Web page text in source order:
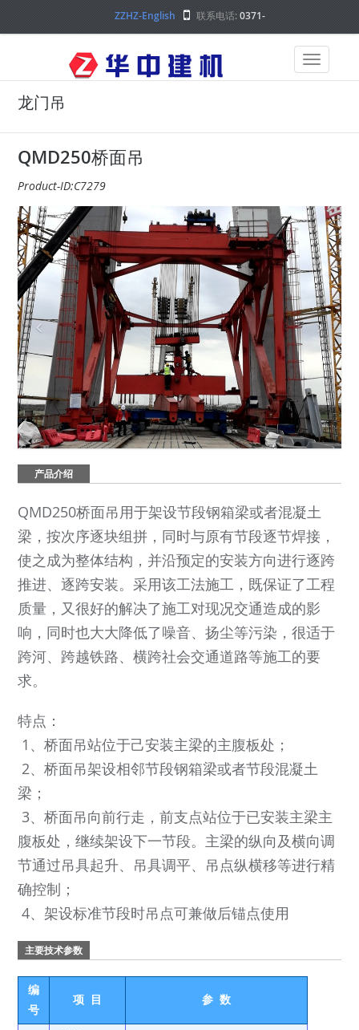
ZZHZ-English 联系电话:0371-
龙门吊
QMD250桥面吊
Product-ID:C7279
产品介绍
QMD250桥面吊用于架设节段钢箱梁或者混凝土
梁，按次序逐块组拼，同时与原有节段逐节焊接，
使之成为整体结构，并沿预定的安装方向进行逐跨
推进、逐跨安装。采用该工法施工，既保证了工程
质量，又很好的解决了施工对现况交通造成的影
响，同时也大大降低了噪音、扬尘等污染，很适于
跨河、跨越铁路、横跨社会交通道路等施工的要
求。
特点：
1、桥面吊站位于己安装主梁的主腹板处；
2、桥面吊架设相邻节段钢箱梁或者节段混凝土
梁；
3、桥面吊向前行走，前支点站位于已安装主梁主
腹板处，继续架设下一节段。主梁的纵向及横向调
节通过吊具起升、吊具调平、吊点纵横移等进行精
确控制；
4、架设标准节段时吊点可兼做后锚点使用
主要技术参数
编
号
项 目 参 数